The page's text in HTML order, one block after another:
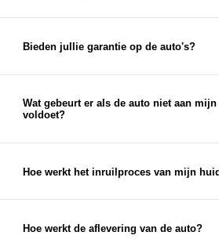
eenvoudig inplannen via de chat
afspraak voor een proefrit
Bieden jullie garantie op de auto's?
garantie bieden we garantie- en
aan, waardoor je zorgeloos
Wat gebeurt er als de auto niet aan
voldoet?
streven altijd naar 100%
Hoe werkt het inruilproces van mijn
eerlijke inruilwaarde te bepalen.
Hoe werkt de aflevering van de auto?